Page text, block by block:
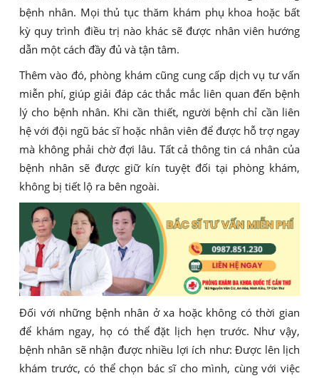
bệnh nhân. Mọi thủ tục thăm khám phụ khoa hoặc bất
kỳ quy trình điều trị nào khác sẽ được nhân viên hướng
dẫn một cách đầy đủ và tận tâm.
Thêm vào đó, phòng khám cũng cung cấp dịch vụ tư vấn
miễn phí, giúp giải đáp các thắc mắc liên quan đến bệnh
lý cho bệnh nhân. Khi cần thiết, người bệnh chỉ cần liên
hệ với đội ngũ bác sĩ hoặc nhân viên để được hỗ trợ ngay
mà không phải chờ đợi lâu. Tất cả thông tin cá nhân của
bệnh nhân sẽ được giữ kín tuyệt đối tại phòng khám,
không bị tiết lộ ra bên ngoài.
Đối với những bệnh nhân ở xa hoặc không có thời gian
để khám ngay, họ có thể đặt lịch hẹn trước. Như vậy,
bệnh nhân sẽ nhận được nhiều lợi ích như: Được lên lịch
khám trước, có thể chọn bác sĩ cho mình, cùng với việc